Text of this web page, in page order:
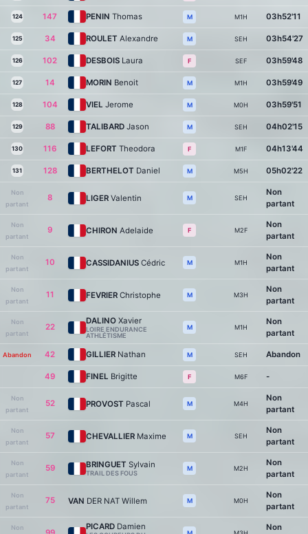
124 147 PENIN Thomas M M1H 03h52'11
125 34 ROULET Alexandre M SEH 03h54'27
126 102 DESBOIS Laura F SEF 03h59'48
127 14 MORIN Benoit M M1H 03h59'49
128 104 VIEL Jerome M M0H 03h59'51
129 88 TALIBARD Jason M SEH 04h02'15
130 116 LEFORT Theodora F M1F 04h13'44
131 128 BERTHELOT Daniel M M5H 05h02'22
Non
partant
8 LIGER Valentin M SEH
Non
partant
Non
partant
9 CHIRON Adelaide F M2F
Non
partant
Non
partant
10 CASSIDANIUS Cédric M M1H
Non
partant
Non
partant
11 FEVRIER Christophe M M3H
Non
partant
Non
partant
22
DALINO Xavier
LOIRE ENDURANCE
ATHLÉTISME
M M1H
Non
partant
Abandon 42 GILLIER Nathan M SEH Abandon
49 FINEL Brigitte F M6F -
Non
partant
52 PROVOST Pascal M M4H
Non
partant
Non
partant
57 CHEVALLIER Maxime M SEH
Non
partant
Non
partant
59 BRINGUET Sylvain
TRAIL DES FOUS
M M2H
Non
partant
Non
partant
75 VAN DER NAT Willem M M0H
Non
partant
Non PICARD Damien Non